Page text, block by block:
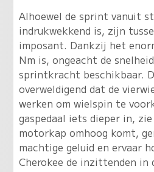
Alhoewel de sprint vanuit
indrukwekkend is, zijn
imposant. Dankzij het
Nm is, ongeacht de
sprintkracht beschikbaar.
overweldigend dat de
werken om wielspin te
gaspedaal iets dieper in,
motorkap omhoog komt,
machtige geluid en ervaar
Cherokee de inzittenden in